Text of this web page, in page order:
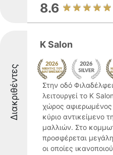
8.6
Διακριθέντες
K Salon
Στην οδό
λειτουργεί το K
χώρος
κύριο αντικείμενο
μαλλιών. Στο
προσφέρεται
οι οποίες